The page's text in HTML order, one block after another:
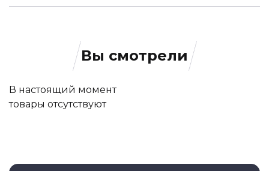
Вы смотрели
В настоящий момент
товары отсутствуют